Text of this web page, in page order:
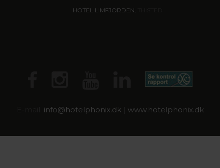
HOTEL LIMFJORDEN
info@hotelphonix.dk| www.hotelphonix.dk